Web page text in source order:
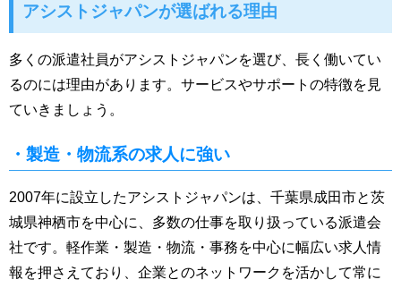
アシストジャパンが選ばれる理由
多くの派遣社員がアシストジャパンを選び、長く働いてい
るのには理由があります。サービスやサポートの特徴を見
ていきましょう。
・製造・物流系の求人に強い
2007年に設立したアシストジャパンは、千葉県成田市と茨
城県神栖市を中心に、多数の仕事を取り扱っている派遣会
社です。軽作業・製造・物流・事務を中心に幅広い求人情
報を押さえており、企業とのネットワークを活かして常に